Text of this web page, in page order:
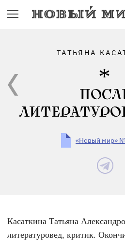
ТАТЬЯНА
«Новый мир»
Касаткина Татьяна
литературовед, критик.